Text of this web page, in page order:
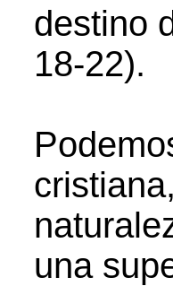
destino
18-22).
una